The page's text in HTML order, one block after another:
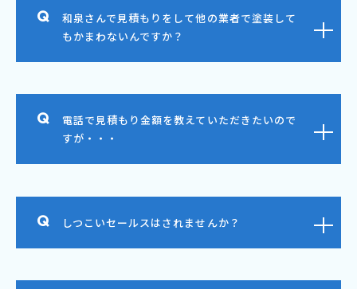
和泉さんで見積もりをして他の業者で塗装して
もかまわないんですか？
電話で見積もり金額を教えていただきたいので
すが・・・
しつこいセールスはされませんか？